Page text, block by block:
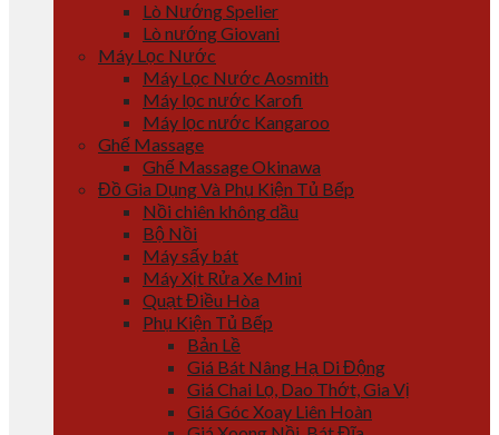
Lò Nướng Spelier
Lò nướng Giovani
Máy Lọc Nước
Máy Lọc Nước Aosmith
Máy lọc nước Karofi
Máy lọc nước Kangaroo
Ghế Massage
Ghế Massage Okinawa
Đồ Gia Dụng Và Phụ Kiện Tủ Bếp
Nồi chiên không dầu
Bộ Nồi
Máy sấy bát
Máy Xịt Rửa Xe Mini
Quạt Điều Hòa
Phụ Kiện Tủ Bếp
Bản Lề
Giá Bát Nâng Hạ Di Động
Giá Chai Lọ, Dao Thớt, Gia Vị
Giá Góc Xoay Liên Hoàn